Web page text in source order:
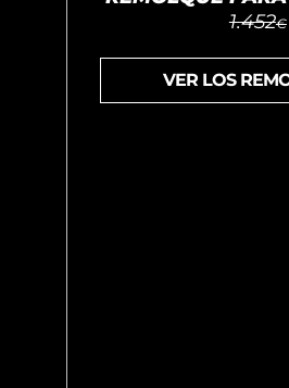
1.452€
VER LOS